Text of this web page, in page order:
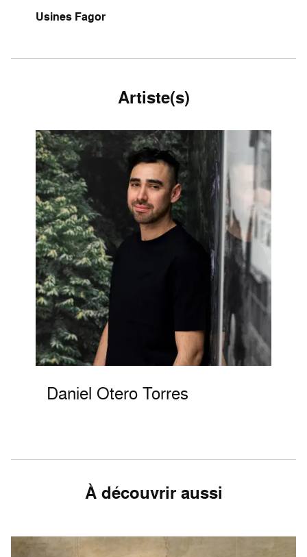
Usines Fagor
Artiste(s)
Daniel Otero Torres
À découvrir aussi